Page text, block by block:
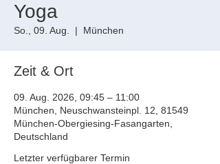
Yoga
So., 09. Aug.
  |
München
Zeit & Ort
09. Aug. 2026, 09:45 – 11:00
München, Neuschwansteinpl. 12, 81549
München-Obergiesing-Fasangarten,
Deutschland
Letzter verfügbarer Termin